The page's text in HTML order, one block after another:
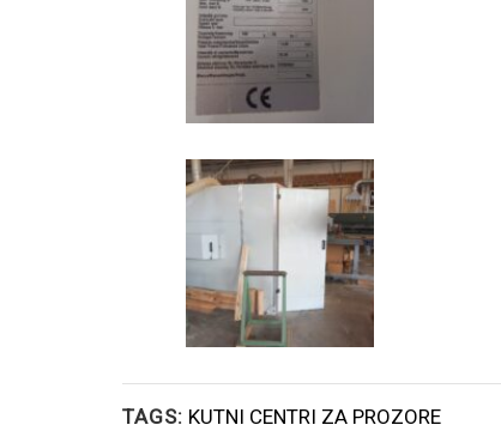
TAGS: KUTNI CENTRI ZA PROZORE